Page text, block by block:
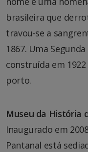
brasileira que
travou-se a
1867. Uma
construída em
porto.
Museu da História
Inaugurado em
Pantanal está